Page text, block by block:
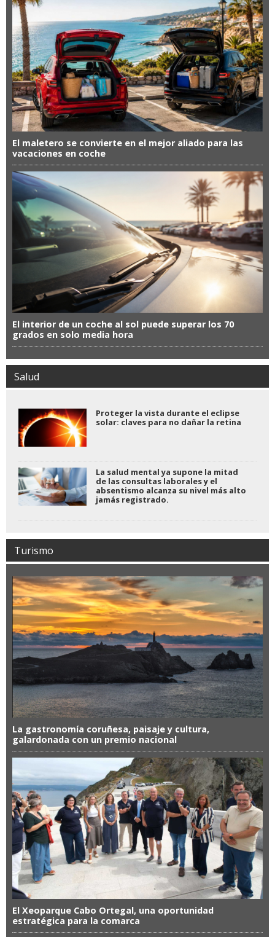
El maletero se convierte en el mejor aliado para las
vacaciones en coche
El interior de un coche al sol puede superar los 70
grados en solo media hora
Salud
Proteger la vista durante el eclipse
solar: claves para no dañar la retina
La salud mental ya supone la mitad
de las consultas laborales y el
absentismo alcanza su nivel más alto
jamás registrado.
Turismo
La gastronomía coruñesa, paisaje y cultura,
galardonada con un premio nacional
El Xeoparque Cabo Ortegal, una oportunidad
estratégica para la comarca